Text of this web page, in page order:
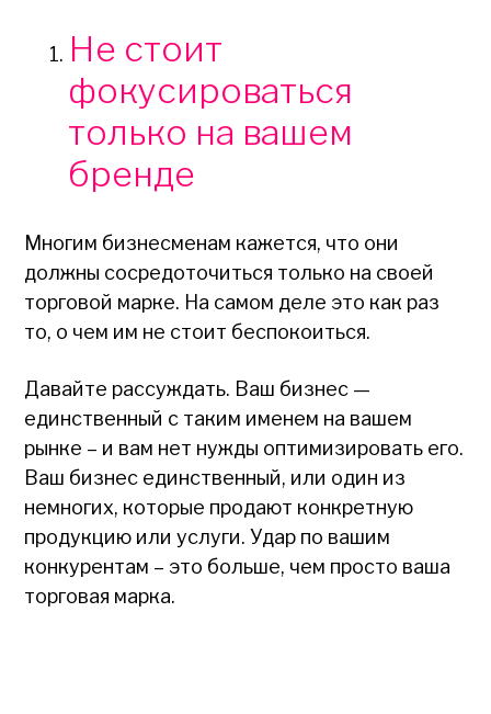
Не стоит
фокусироваться
только на вашем
бренде
Многим бизнесменам кажется, что они
должны сосредоточиться только на своей
торговой марке. На самом деле это как раз
то, о чем им не стоит беспокоиться.
Давайте рассуждать. Ваш бизнес —
единственный с таким именем на вашем
рынке – и вам нет нужды оптимизировать его.
Ваш бизнес единственный, или один из
немногих, которые продают конкретную
продукцию или услуги. Удар по вашим
конкурентам – это больше, чем просто ваша
торговая марка.